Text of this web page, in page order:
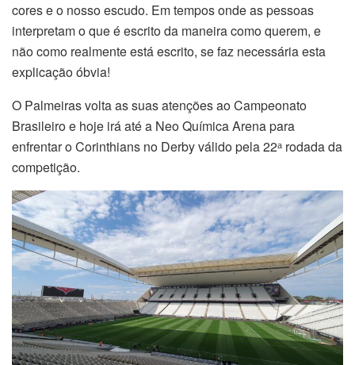
cores e o nosso escudo. Em tempos onde as pessoas
interpretam o que é escrito da maneira como querem, e
não como realmente está escrito, se faz necessária esta
explicação óbvia!
O Palmeiras volta as suas atenções ao Campeonato
Brasileiro e hoje irá até a Neo Química Arena para
enfrentar o Corinthians no Derby válido pela 22ᵃ rodada da
competição.